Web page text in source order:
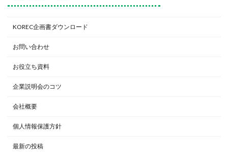
KOREC企画書ダウンロード
お問い合わせ
お役立ち資料
企業説明会のコツ
会社概要
個人情報保護方針
最新の投稿